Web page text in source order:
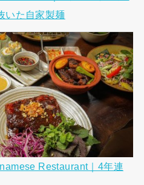
いた自家製麺
Restaurant｜4年連